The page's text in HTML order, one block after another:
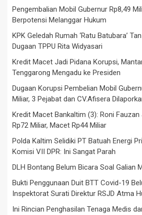
Pengembalian Mobil Gubernur Rp8,49
Berpotensi Melanggar Hukum
KPK Geledah Rumah ‘Ratu Batubara’
Dugaan TPPU Rita Widyasari
Kredit Macet Jadi Pidana Korupsi,
Tenggarong Mengadu ke Presiden
Dugaan Korupsi Pembelian Mobil
Miliar, 3 Pejabat dan CV.Afisera
Kredit Macet Bankaltim (3): Roni
Rp72 Miliar, Macet Rp44 Miliar
Polda Kaltim Selidiki PT Batuah Energi
Komisi VII DPR: Ini Sangat Parah
DLH Bontang Belum Bicara Soal Galian
Bukti Penggunaan Duit BTT Covid-19
Inspektorat Surati Direktur RSJD Atma
Ini Rincian Penghasilan Tenaga Medis